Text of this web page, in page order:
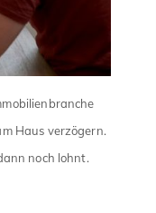
Haus verzögern.
noch lohnt.